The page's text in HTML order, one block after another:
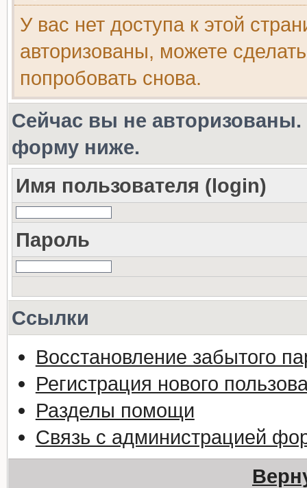
У вас нет доступа к этой
авторизованы, можете
попробовать снова.
Сейчас вы не авторизованы.
форму ниже.
Имя пользователя (login)
Пароль
Ссылки
Восстановление забытого
Регистрация нового
Разделы помощи
Связь с администрацией